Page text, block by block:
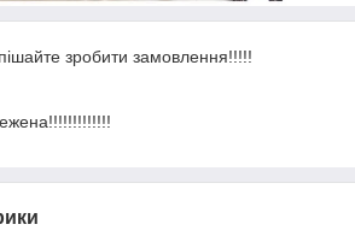
зробити замовлення!!!!!